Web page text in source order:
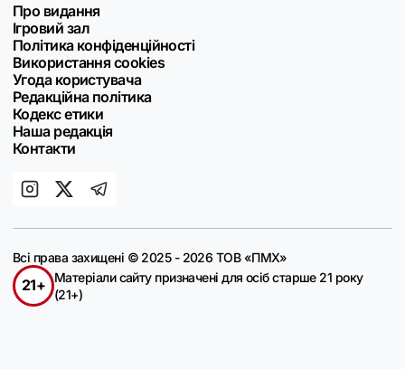
Про видання
Ігровий зал
Політика конфіденційності
Використання cookies
Угода користувача
Редакційна політика
Кодекс етики
Наша редакція
Контакти
Всі права захищені © 2025 - 2026 ТОВ «ПМХ»
21+
Матеріали сайту призначені для осіб старше 21 року
(21+)